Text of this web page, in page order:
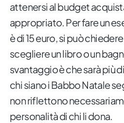
attenersi al budget
appropriato. Per fare un
è di 15 euro, si può
scegliere un libro o un
svantaggio è che sarà più
chi siano i Babbo Natale
non riflettono
personalità di chi li dona.